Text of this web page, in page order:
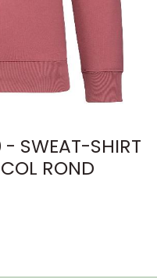
- SWEAT-SHIRT
ROND